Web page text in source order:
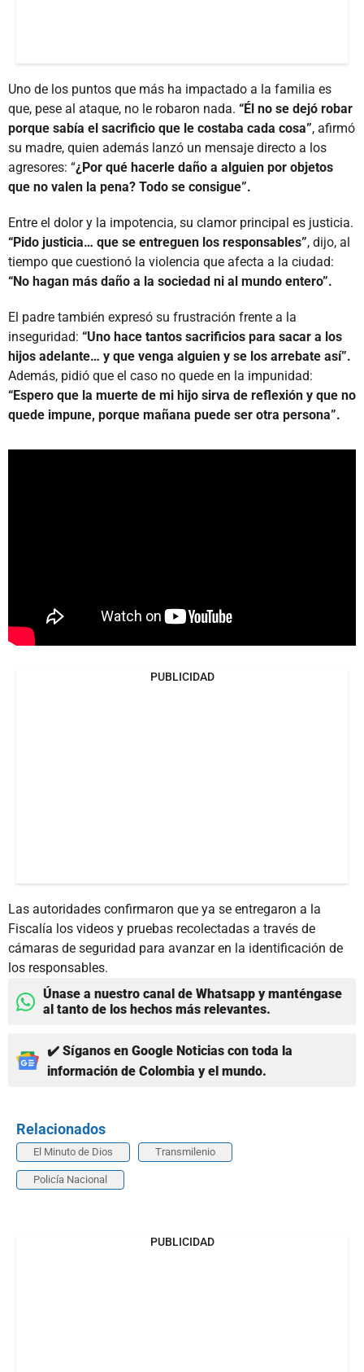
Uno de los puntos que más ha impactado a la familia es
que, pese al ataque, no le robaron nada. “Él no se dejó robar
porque sabía el sacrificio que le costaba cada cosa”, afirmó
su madre, quien además lanzó un mensaje directo a los
agresores: “¿Por qué hacerle daño a alguien por objetos
que no valen la pena? Todo se consigue”.
Entre el dolor y la impotencia, su clamor principal es justicia.
“Pido justicia… que se entreguen los responsables”, dijo, al
tiempo que cuestionó la violencia que afecta a la ciudad:
“No hagan más daño a la sociedad ni al mundo entero”.
El padre también expresó su frustración frente a la
inseguridad: “Uno hace tantos sacrificios para sacar a los
hijos adelante… y que venga alguien y se los arrebate así”.
Además, pidió que el caso no quede en la impunidad:
“Espero que la muerte de mi hijo sirva de reflexión y que no
quede impune, porque mañana puede ser otra persona”.
PUBLICIDAD
Las autoridades confirmaron que ya se entregaron a la
Fiscalía los videos y pruebas recolectadas a través de
cámaras de seguridad para avanzar en la identificación de
los responsables.
Únase a nuestro canal de Whatsapp y manténgase
al tanto de los hechos más relevantes.
✔️ Síganos en Google Noticias con toda la
información de Colombia y el mundo.
Relacionados
El Minuto de Dios Transmilenio
Policía Nacional
PUBLICIDAD